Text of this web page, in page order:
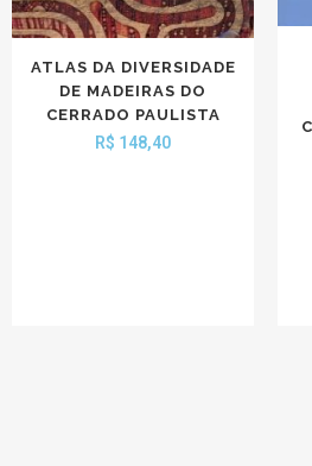
ATLAS DA DIVERSIDADE
DE MADEIRAS DO
CERRADO PAULISTA
R$ 148,40